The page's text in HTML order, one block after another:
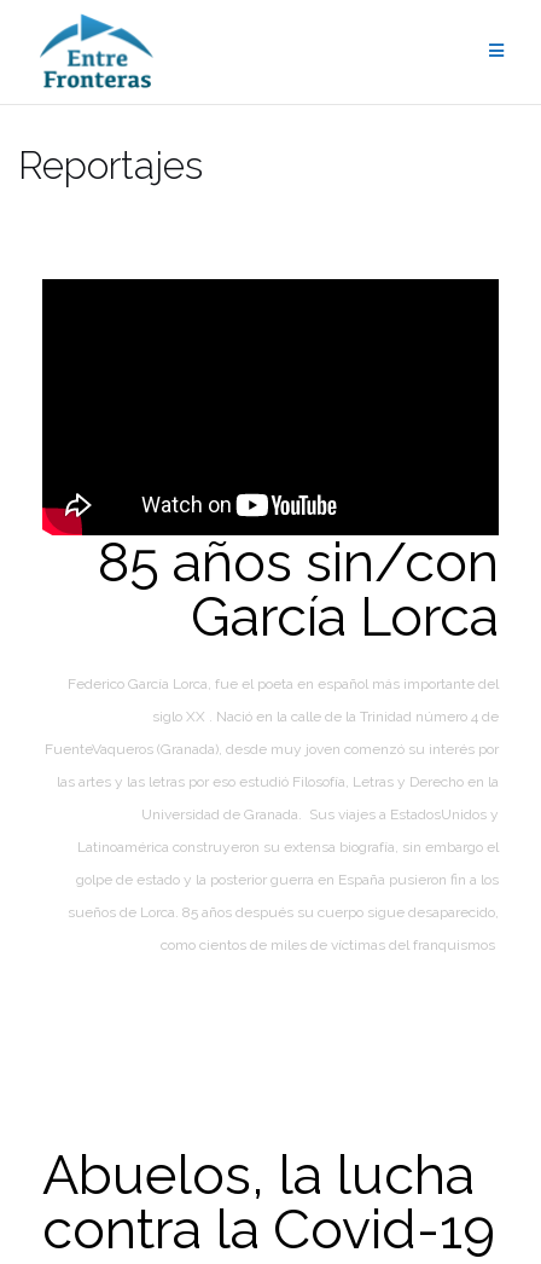
Reportajes
85 años sin/con
García Lorca
Federico García Lorca, fue el poeta en español más importante del
siglo XX . Nació en la calle de la Trinidad número 4 de
FuenteVaqueros (Granada), desde muy joven comenzó su interés por
las artes y las letras por eso estudió Filosofía, Letras y Derecho en la
Universidad de Granada. Sus viajes a EstadosUnidos y
Latinoamérica construyeron su extensa biografía, sin embargo el
golpe de estado y la posterior guerra en España pusieron fin a los
sueños de Lorca. 85 años después su cuerpo sigue desaparecido,
como cientos de miles de víctimas del franquismos
Abuelos, la lucha
contra la Covid-19